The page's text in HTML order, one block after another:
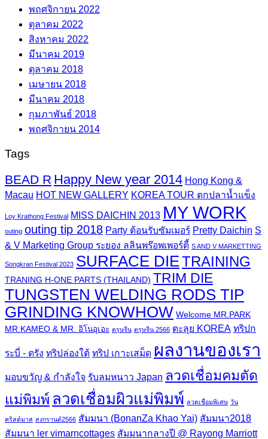
พฤศจิกายน 2022
ตุลาคม 2022
สิงหาคม 2022
มีนาคม 2019
ตุลาคม 2018
เมษายน 2018
มีนาคม 2018
กุมภาพันธ์ 2018
พฤศจิกายน 2014
Tags
BEAD R Happy New year 2014 Hong Kong &
Macau HOT NEW GALLERY KOREA TOUR ตกปลาน้ำแข็ง
Loy Krathong Festival MISS DAICHIN 2013 MY WORK
outing outing tip 2018 Party ต้อนรับซัมเมอร์ Pretty Daichin S
& V Marketing Group ระยอง ลลินพร๊อพเพอร์ตี้ S AND V MARKETTING
Songkran Festival 2023 SURFACE DIETRAINING
TRANING H-ONE PARTS (THAILAND) TRIM DIE
TUNGSTEN WELDING RODS TIP
GRINDING KNOWHOW Welcome MR.PARK
MR.KAMEO & MR. อิโนอุเอะ ตรุษจีน ตรุษจีน 2566 ตะลุย KOREA ทริปก
ระบี่ - ตรัง ทริปล่องใต้ ทริป เกาะเสม็ด ผลงานของเรา
มอบขวัญ & กำลังใจ รับลมหนาว Japan ลวดเชื่อมคมตัด
แม่พิมพ์ ลวดเชื่อมผิวแม่พิมพ์ ลวดเชื่อมพิเศษ วัน
คริสต์มาส สงกรานต์2566 สัมมนา (BonanZa Khao Yai) สัมมนา2018
สัมมนา ler vimarncottages สัมมนากลางปี @ Rayong Marriott